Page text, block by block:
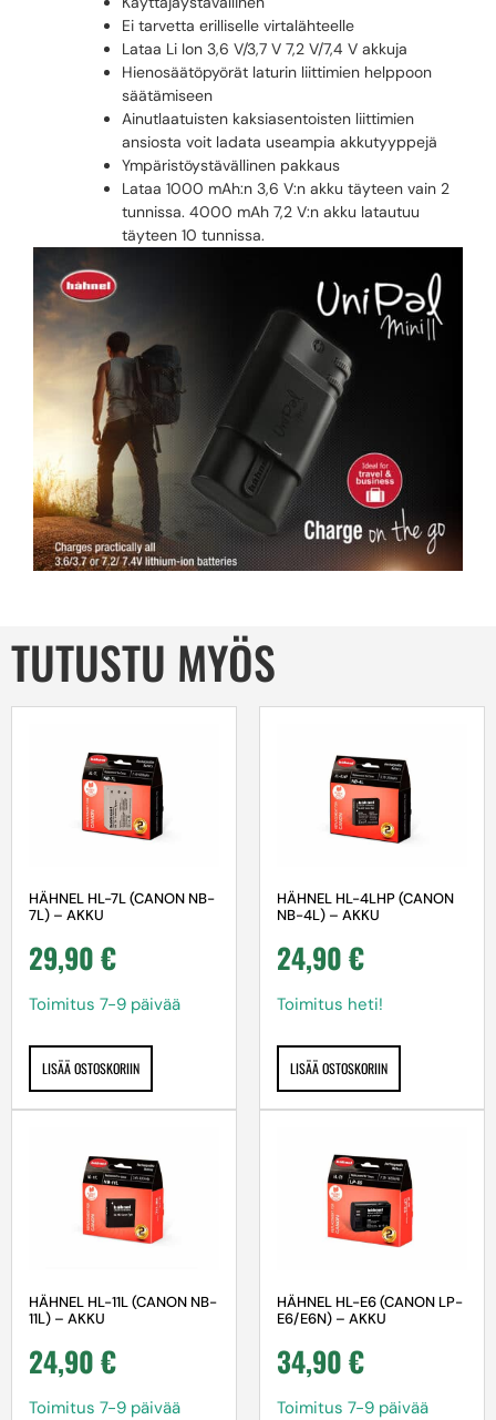
Ei tarvetta erilliselle virtalähteelle
Lataa Li Ion 3,6 V/3,7 V 7,2 V/7,4 V akkuja
Hienosäätöpyörät laturin liittimien helppoon
säätämiseen
Ainutlaatuisten kaksiasentoisten liittimien
ansiosta voit ladata useampia akkutyyppejä
Ympäristöystävällinen pakkaus
Lataa 1000 mAh:n 3,6 V:n akku täyteen vain 2
tunnissa. 4000 mAh 7,2 V:n akku latautuu
täyteen 10 tunnissa.
TUTUSTU MYÖS
HÄHNEL HL-7L (CANON NB-
7L) – AKKU
29,90€
Toimitus 7-9 päivää
LISÄÄ OSTOSKORIIN
HÄHNEL HL-4LHP (CANON
NB-4L) – AKKU
24,90€
Toimitus heti!
LISÄÄ OSTOSKORIIN
HÄHNEL HL-11L (CANON NB-
11L) – AKKU
24,90€
Toimitus 7-9 päivää
HÄHNEL HL-E6 (CANON LP-
E6/E6N) – AKKU
34,90€
Toimitus 7-9 päivää